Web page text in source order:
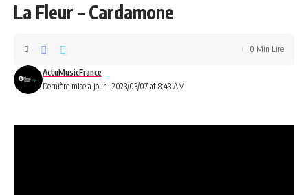
La Fleur – Cardamone
Dernière mise à jour : 2023/03/07 at 8:43 AM
ActuMusicFrance
0 Min Lire